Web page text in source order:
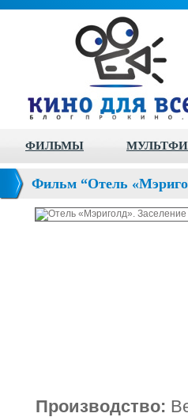
ФИЛЬМЫ
Фильм “Отель
Marigold Hotel)”
Производство: